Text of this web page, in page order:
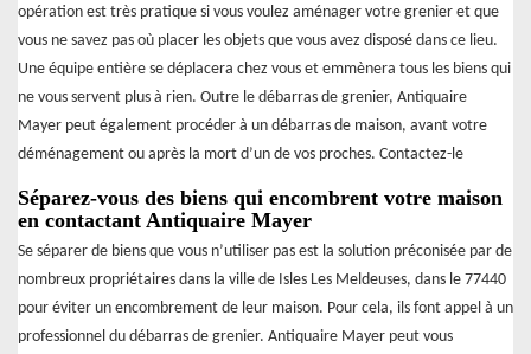
opération est très pratique si vous voulez aménager votre grenier et que
vous ne savez pas où placer les objets que vous avez disposé dans ce lieu.
Une équipe entière se déplacera chez vous et emmènera tous les biens qui
ne vous servent plus à rien. Outre le débarras de grenier, Antiquaire
Mayer peut également procéder à un débarras de maison, avant votre
déménagement ou après la mort d’un de vos proches. Contactez-le
Séparez-vous des biens qui encombrent votre maison
en contactant Antiquaire Mayer
Se séparer de biens que vous n’utiliser pas est la solution préconisée par de
nombreux propriétaires dans la ville de Isles Les Meldeuses, dans le 77440
pour éviter un encombrement de leur maison. Pour cela, ils font appel à un
professionnel du débarras de grenier. Antiquaire Mayer peut vous